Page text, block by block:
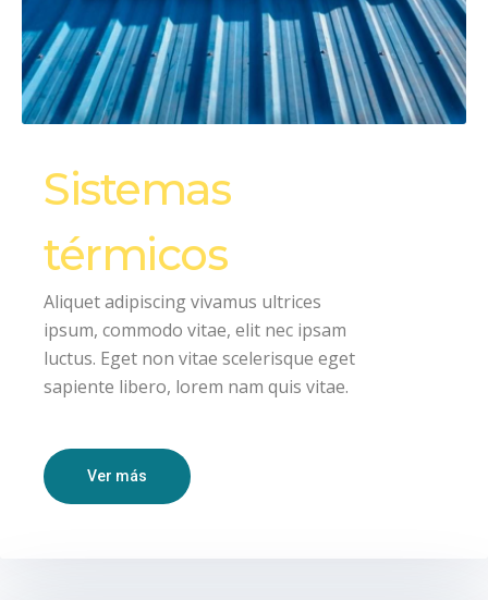
Sistemas
térmicos
Aliquet adipiscing vivamus ultrices
ipsum, commodo vitae, elit nec ipsam
luctus. Eget non vitae scelerisque eget
sapiente libero, lorem nam quis vitae.
Ver más